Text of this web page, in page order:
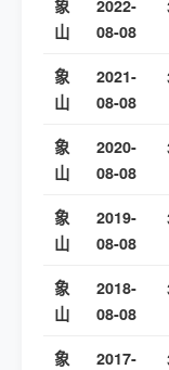
象
山
2022-
08-08
象
山
2021-
08-08
象
山
2020-
08-08
象
山
2019-
08-08
象
山
2018-
08-08
象
2017-